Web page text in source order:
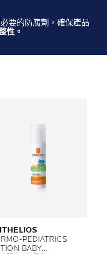
必要的防腐劑，確保產品
性。
PEDIATRICS
BABY